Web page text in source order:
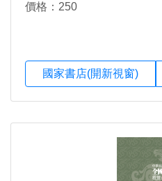
價格：250
國家書店(開新視窗)